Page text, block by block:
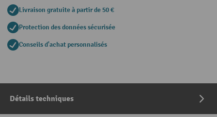
Livraison gratuite à partir de 50 €
Protection des données sécurisée
Conseils d'achat personnalisés
Détails techniques